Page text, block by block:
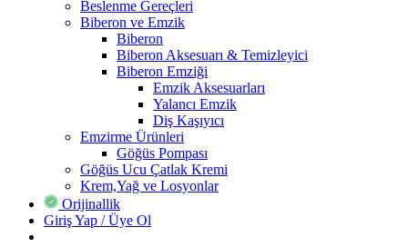
Beslenme Gereçleri
Biberon ve Emzik
Biberon
Biberon Aksesuarı & Temizleyici
Biberon Emziği
Emzik Aksesuarları
Yalancı Emzik
Diş Kaşıyıcı
Emzirme Ürünleri
Göğüs Pompası
Göğüs Ucu Çatlak Kremi
Krem,Yağ ve Losyonlar
Orijinallik
Giriş Yap / Üye Ol